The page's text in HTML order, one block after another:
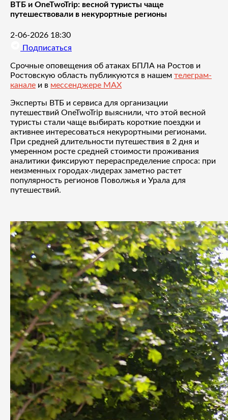
ВТБ и OneTwoTrip: весной туристы чаще
путешествовали в некурортные регионы
2-06-2026 18:30
Подписаться
Срочные оповещения об атаках БПЛА на Ростов и
Ростовскую область публикуются в нашем телеграм-
канале и в мессенджере MAX
Эксперты ВТБ и сервиса для организации
путешествий OneTwoTrip выяснили, что этой весной
туристы стали чаще выбирать короткие поездки и
активнее интересоваться некурортными регионами.
При средней длительности путешествия в 2 дня и
умеренном росте средней стоимости проживания
аналитики фиксируют перераспределение спроса: при
неизменных городах-лидерах заметно растет
популярность регионов Поволжья и Урала для
путешествий.